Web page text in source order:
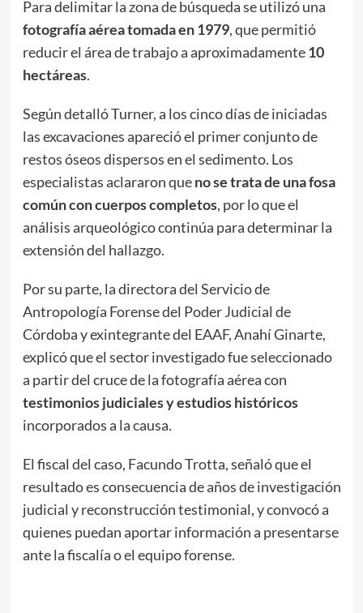
Para delimitar la zona de búsqueda se utilizó una
fotografía aérea tomada en 1979, que permitió
reducir el área de trabajo a aproximadamente10
hectáreas.
Según detalló Turner, a los cinco días de iniciadas
las excavaciones apareció el primer conjunto de
restos óseos dispersos en el sedimento. Los
especialistas aclararon queno se trata de una fosa
común con cuerpos completos, por lo que el
análisis arqueológico continúa para determinar la
extensión del hallazgo.
Por su parte, la directora del Servicio de
Antropología Forense del Poder Judicial de
Córdoba y exintegrante del EAAF, Anahí Ginarte,
explicó que el sector investigado fue seleccionado
a partir del cruce de la fotografía aérea con
testimonios judiciales y estudios históricos
incorporados a la causa.
El fiscal del caso, Facundo Trotta, señaló que el
resultado es consecuencia de años de investigación
judicial y reconstrucción testimonial, y convocó a
quienes puedan aportar información a presentarse
ante la fiscalía o el equipo forense.